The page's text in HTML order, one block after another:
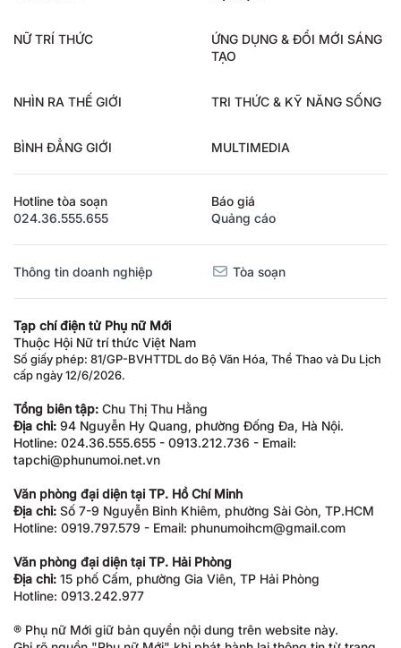
NỮ TRÍ THỨC
ỨNG DỤNG & ĐỔI MỚI SÁNG
TẠO
NHÌN RA THẾ GIỚI TRI THỨC & KỸ NĂNG SỐNG
BÌNH ĐẲNG GIỚI MULTIMEDIA
Hotline tòa soạn
024.36.555.655
Báo giá
Quảng cáo
Thông tin doanh nghiệp Tòa soạn
Tạp chí điện tử Phụ nữ Mới
Thuộc Hội Nữ trí thức Việt Nam
Số giấy phép: 81/GP-BVHTTDL do Bộ Văn Hóa, Thể Thao và Du Lịch
cấp ngày 12/6/2026.
Tổng biên tập: Chu Thị Thu Hằng
Địa chỉ: 94 Nguyễn Hy Quang, phường Đống Đa, Hà Nội.
Hotline: 024.36.555.655 - 0913.212.736 - Email:
tapchi@phunumoi.net.vn
Văn phòng đại diện tại TP. Hồ Chí Minh
Địa chỉ: Số 7-9 Nguyễn Bỉnh Khiêm, phường Sài Gòn, TP.HCM
Hotline: 0919.797.579 - Email: phunumoihcm@gmail.com
Văn phòng đại diện tại TP. Hải Phòng
Địa chỉ: 15 phố Cấm, phường Gia Viên, TP Hải Phòng
Hotline: 0913.242.977
® Phụ nữ Mới giữ bản quyền nội dung trên website này.
Ghi rõ nguồn "Phụ nữ Mới" khi phát hành lại thông tin từ trang